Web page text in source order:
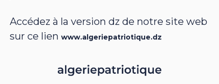
Accédez à la version dz de notre site web
sur ce lien www.algeriepatriotique.dz